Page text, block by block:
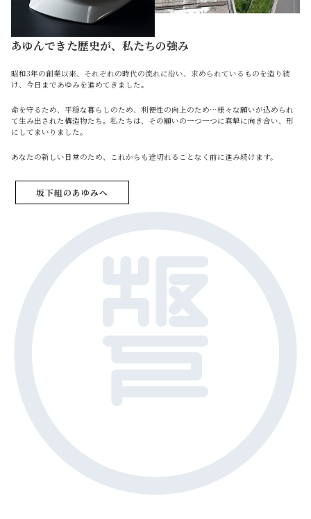
あゆんできた歴史が、私たちの強み
昭和3年の創業以来、それぞれの時代の流れに沿い、求められているものを造り続
け、今日まであゆみを進めてきました。
命を守るため、平穏な暮らしのため、利便性の向上のため…様々な願いが込められ
て生み出された構造物たち。私たちは、その願いの一つ一つに真摯に向き合い、形
にしてまいりました。
あなたの新しい日常のため、これからも途切れることなく前に進み続けます。
坂下組のあゆみへ